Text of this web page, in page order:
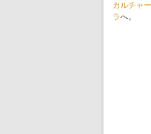
カルチャー
ラへ。